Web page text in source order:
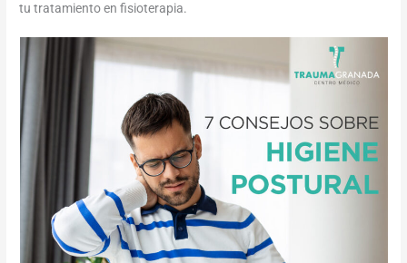
tu tratamiento en fisioterapia.